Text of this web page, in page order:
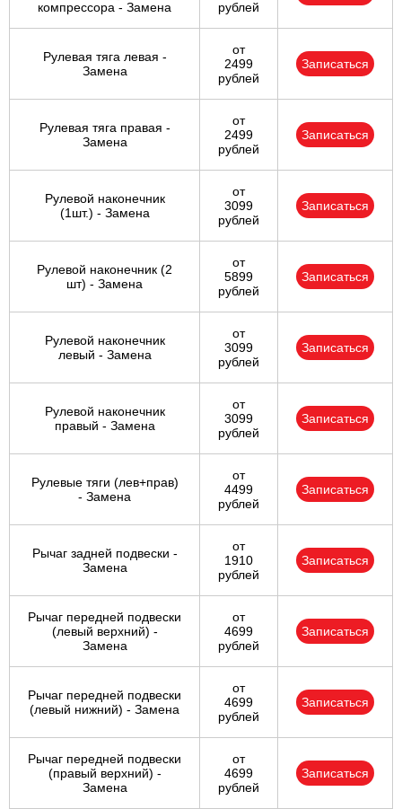
компрессора - Замена
рублей
Рулевая тяга левая -
Замена
от
2499
рублей
Записаться
Рулевая тяга правая -
Замена
от
2499
рублей
Записаться
Рулевой наконечник
(1шт.) - Замена
от
3099
рублей
Записаться
Рулевой наконечник (2
шт) - Замена
от
5899
рублей
Записаться
Рулевой наконечник
левый - Замена
от
3099
рублей
Записаться
Рулевой наконечник
правый - Замена
от
3099
рублей
Записаться
Рулевые тяги (лев+прав)
- Замена
от
4499
рублей
Записаться
Рычаг задней подвески -
Замена
от
1910
рублей
Записаться
Рычаг передней подвески
(левый верхний) -
Замена
от
4699
рублей
Записаться
Рычаг передней подвески
(левый нижний) - Замена
от
4699
рублей
Записаться
Рычаг передней подвески
(правый верхний) -
Замена
от
4699
рублей
Записаться